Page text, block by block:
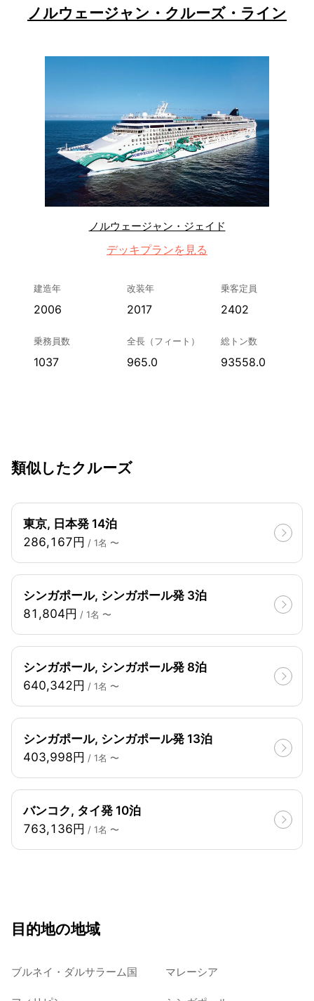
ノルウェージャン・クルーズ・ライン
ノルウェージャン・ジェイド
デッキプランを見る
建造年
2006
改装年
2017
乗客定員
2402
乗務員数
1037
全長（フィート）
965.0
総トン数
93558.0
類似したクルーズ
東京, 日本発 14泊
286,167円 / 1名 〜
シンガポール, シンガポール発 3泊
81,804円 / 1名 〜
シンガポール, シンガポール発 8泊
640,342円 / 1名 〜
シンガポール, シンガポール発 13泊
403,998円 / 1名 〜
バンコク, タイ発 10泊
763,136円 / 1名 〜
目的地の地域
ブルネイ・ダルサラーム国 マレーシア